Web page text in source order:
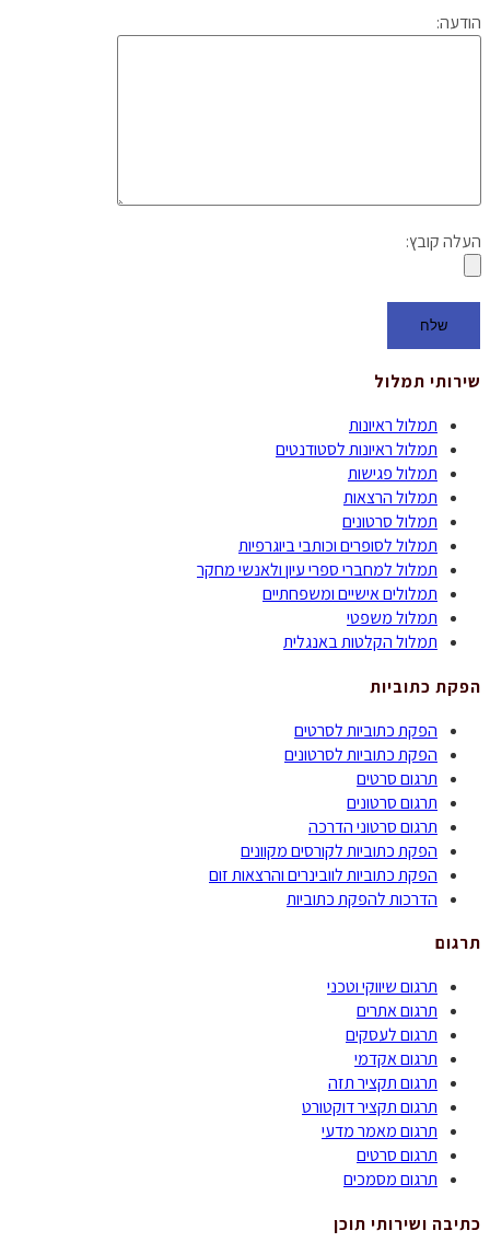
הודעה:
העלה קובץ:
שירותי תמלול
תמלול ראיונות
תמלול ראיונות לסטודנטים
תמלול פגישות
תמלול הרצאות
תמלול סרטונים
תמלול לסופרים וכותבי ביוגרפיות
תמלול למחברי ספרי עיון ולאנשי מחקר
תמלולים אישיים ומשפחתיים
תמלול משפטי
תמלול הקלטות באנגלית
הפקת כתוביות
הפקת כתוביות לסרטים
הפקת כתוביות לסרטונים
תרגום סרטים
תרגום סרטונים
תרגום סרטוני הדרכה
הפקת כתוביות לקורסים מקוונים
הפקת כתוביות לוובינרים והרצאות זום
הדרכות להפקת כתוביות
תרגום
תרגום שיווקי וטכני
תרגום אתרים
תרגום לעסקים
תרגום אקדמי
תרגום תקציר תזה
תרגום תקציר דוקטורט
תרגום מאמר מדעי
תרגום סרטים
תרגום מסמכים
כתיבה ושירותי תוכן